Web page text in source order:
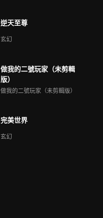
逆天至尊
玄幻
做我的二號玩家（未剪輯
版）
做我的二號玩家（未剪輯版）
完美世界
玄幻